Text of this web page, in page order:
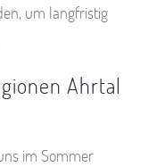
um langfristig
Ahrtal
im Sommer